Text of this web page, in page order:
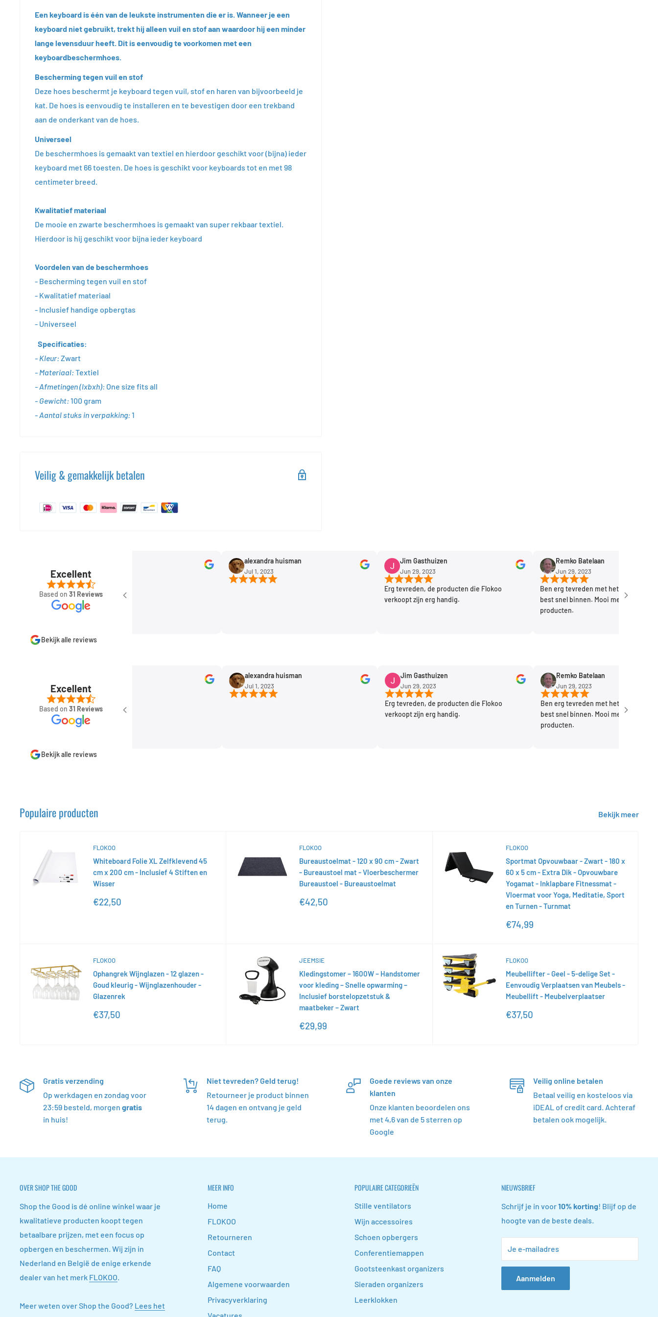
Een keyboard is één van de leukste instrumenten die er is. Wanneer je een
keyboard niet gebruikt, trekt hij alleen vuil en stof aan waardoor hij een minder
lange levensduur heeft. Dit is eenvoudig te voorkomen met een
keyboardbeschermhoes.
Bescherming tegen vuil en stof
Deze hoes beschermt je keyboard tegen vuil, stof en haren van bijvoorbeeld je
kat. De hoes is eenvoudig te installeren en te bevestigen door een trekband
aan de onderkant van de hoes.
Universeel
De beschermhoes is gemaakt van textiel en hierdoor geschikt voor (bijna) ieder
keyboard met 66 toesten. De hoes is geschikt voor keyboards tot en met 98
centimeter breed.
Kwalitatief materiaal
De mooie en zwarte beschermhoes is gemaakt van super rekbaar textiel.
Hierdoor is hij geschikt voor bijna ieder keyboard
Voordelen van de beschermhoes
- Bescherming tegen vuil en stof
- Kwalitatief materiaal
- Inclusief handige opbergtas
- Universeel
Specificaties:
- Kleur: Zwart
- Materiaal: Textiel
- Afmetingen (lxbxh): One size fits all
- Gewicht: 100 gram
- Aantal stuks in verpakking: 1
Veilig & gemakkelijk betalen
Excellent
Based on 31 Reviews
Sep 11, 2023
alexandra huisman
Jul 1, 2023
Jim Gasthuizen
Jun 29, 2023
Erg tevreden, de producten die Flokoo
verkoopt zijn erg handig.
Remko Batelaan
Jun 29, 2023
Ben erg tevreden met het product. Kwam
best snel binnen. Mooi merk handige
producten.
Bekijk alle reviews
Excellent
Based on 31 Reviews
Sep 11, 2023
alexandra huisman
Jul 1, 2023
Jim Gasthuizen
Jun 29, 2023
Erg tevreden, de producten die Flokoo
verkoopt zijn erg handig.
Remko Batelaan
Jun 29, 2023
Ben erg tevreden met het product. Kwam
best snel binnen. Mooi merk handige
producten.
Bekijk alle reviews
Populaire producten Bekijk meer
FLOKOO
Whiteboard Folie XL Zelfklevend 45
cm x 200 cm - Inclusief 4 Stiften en
Wisser
Actieprijs
€22,50
FLOKOO
Bureaustoelmat - 120 x 90 cm - Zwart
- Bureaustoel mat - Vloerbeschermer
Bureaustoel - Bureaustoelmat
Actieprijs
€42,50
FLOKOO
Sportmat Opvouwbaar - Zwart - 180 x
60 x 5 cm - Extra Dik - Opvouwbare
Yogamat - Inklapbare Fitnessmat -
Vloermat voor Yoga, Meditatie, Sport
en Turnen - Turnmat
Actieprijs
€74,99
FLOKOO
Ophangrek Wijnglazen - 12 glazen -
Goud kleurig - Wijnglazenhouder -
Glazenrek
Actieprijs
€37,50
JEEMSIE
Kledingstomer – 1600W – Handstomer
voor kleding – Snelle opwarming –
Inclusief borstelopzetstuk &
maatbeker – Zwart
Actieprijs
€29,99
FLOKOO
Meubellifter - Geel - 5-delige Set -
Eenvoudig Verplaatsen van Meubels -
Meubellift - Meubelverplaatser
Actieprijs
€37,50
Gratis verzending
Op werkdagen en zondag voor
23:59 besteld, morgen gratis
in huis!
Niet tevreden? Geld terug!
Retourneer je product binnen
14 dagen en ontvang je geld
terug.
Goede reviews van onze
klanten
Onze klanten beoordelen ons
met 4,6 van de 5 sterren op
Google
Veilig online betalen
Betaal veilig en kosteloos via
iDEAL of credit card. Achteraf
betalen ook mogelijk.
OVER SHOP THE GOOD
Shop the Good is dé online winkel waar je
kwalitatieve producten koopt tegen
betaalbare prijzen, met een focus op
opbergen en beschermen. Wij zijn in
Nederland en België de enige erkende
dealer van het merk FLOKOO.
Meer weten over Shop the Good? Lees het
MEER INFO
Home
FLOKOO
Retourneren
Contact
FAQ
Algemene voorwaarden
Privacyverklaring
POPULAIRE CATEGORIEËN
Stille ventilators
Wijn accessoires
Schoen opbergers
Conferentiemappen
Gootsteenkast organizers
Sieraden organizers
Leerklokken
NIEUWSBRIEF
Schrijf je in voor10% korting! Blijf op de
hoogte van de beste deals.
Je e-mailadres
Aanmelden